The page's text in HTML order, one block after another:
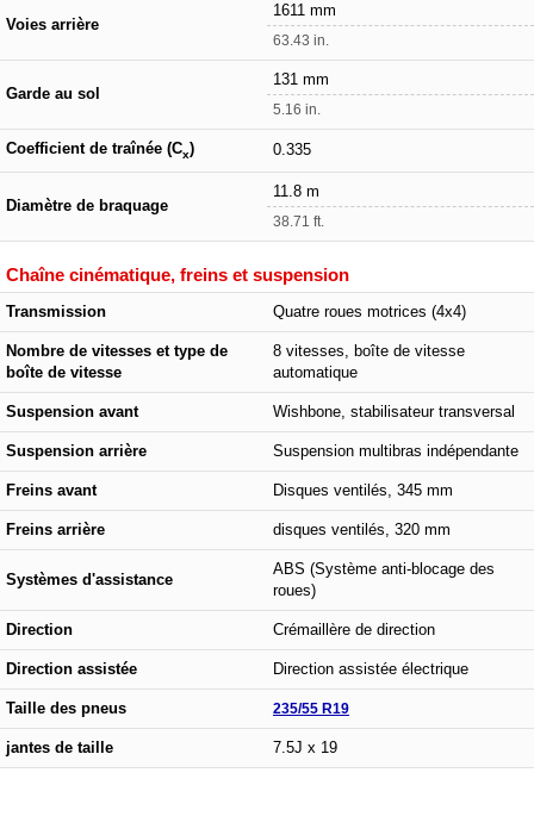
Voies arrière
1611 mm
63.43 in.
Garde au sol
131 mm
5.16 in.
Coefficient de traînée (Cx) 0.335
Diamètre de braquage
11.8 m
38.71 ft.
Chaîne cinématique, freins et suspension
Transmission Quatre roues motrices (4x4)
Nombre de vitesses et type de
boîte de vitesse
8 vitesses, boîte de vitesse
automatique
Suspension avant Wishbone, stabilisateur transversal
Suspension arrière Suspension multibras indépendante
Freins avant Disques ventilés, 345 mm
Freins arrière disques ventilés, 320 mm
Systèmes d'assistance
ABS (Système anti-blocage des
roues)
Direction Crémaillère de direction
Direction assistée Direction assistée électrique
Taille des pneus 235/55 R19
jantes de taille 7.5J x 19